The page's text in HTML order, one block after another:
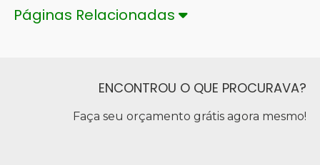
Páginas Relacionadas
ENCONTROU O QUE PROCURAVA?
Faça seu orçamento grátis agora mesmo!